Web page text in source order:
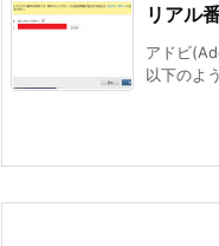
リアル
アドビ
以下のよ